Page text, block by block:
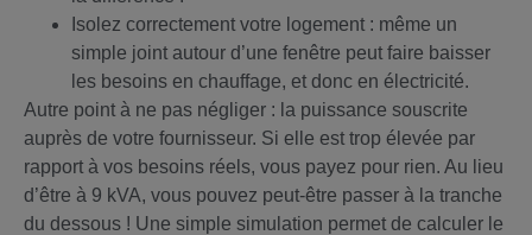
Isolez correctement votre logement : même un
simple joint autour d’une fenêtre peut faire baisser
les besoins en chauffage, et donc en électricité.
Autre point à ne pas négliger : la puissance souscrite
auprès de votre fournisseur. Si elle est trop élevée par
rapport à vos besoins réels, vous payez pour rien. Au lieu
d’être à 9 kVA, vous pouvez peut-être passer à la tranche
du dessous ! Une simple simulation permet de calculer le